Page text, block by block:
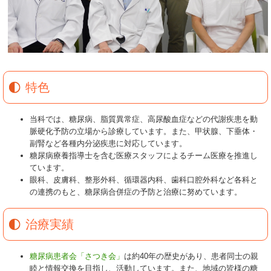
特色
当科では、糖尿病、脂質異常症、高尿酸血症などの代謝疾患を動
脈硬化予防の立場から診療しています。また、甲状腺、下垂体・
副腎など各種内分泌疾患に対応しています。
糖尿病療養指導士を含む医療スタッフによるチーム医療を推進し
ています。
眼科、皮膚科、整形外科、循環器内科、歯科口腔外科など各科と
の連携のもと、糖尿病合併症の予防と治療に努めています。
治療実績
糖尿病患者会「さつき会」 は約40年の歴史があり、患者同士の親
睦と情報交換を目指し、活動しています。また、地域の皆様の糖